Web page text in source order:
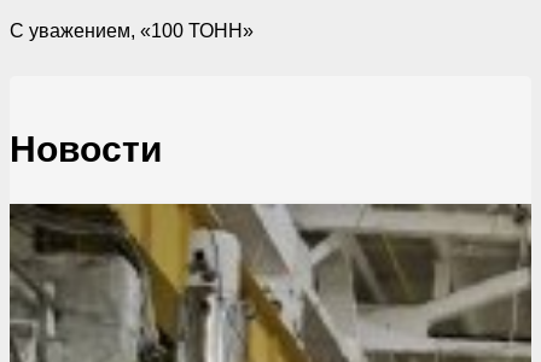
С уважением, «100 ТОНН»
Новости